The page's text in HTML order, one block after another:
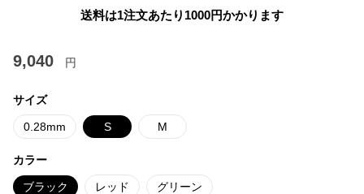
送料は1注文あたり 1000円かかります
9,040 円
サイズ
0.28mm S M
カラー
ブラック レッド グリーン